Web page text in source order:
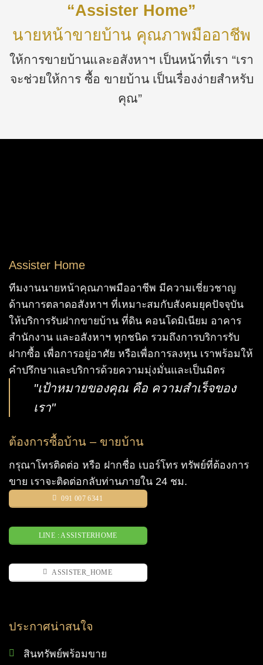
“Assister Home”
นายหน้าขายบ้าน คุณภาพมืออาชีพ
ให้การขายบ้านและอสังหาฯ เป็นหน้าที่เรา “เรา
จะช่วยให้การ ซื้อ ขายบ้าน เป็นเรื่องง่ายสำหรับ
คุณ”
Assister Home
ทีมงานนายหน้าคุณภาพมืออาชีพ มีความเชี่ยวชาญ
ด้านการตลาดอสังหาฯ ที่เหมาะสมกับสังคมยุคปัจจุบัน
ให้บริการรับฝากขายบ้าน ที่ดิน คอนโดมิเนียม อาคาร
สำนักงาน และอสังหาฯ ทุกชนิด รวมถึงการบริการรับ
ฝากซื้อ เพื่อการอยู่อาศัย หรือเพื่อการลงทุน เราพร้อมให้
คำปรึกษาและบริการด้วยความมุ่งมั่นและเป็นมิตร
"เป้าหมายของคุณ คือ ความสำเร็จของ
เรา"
ต้องการซื้อบ้าน – ขายบ้าน
กรุณาโทรติดต่อ หรือ ฝากชื่อ เบอร์โทร ทรัพย์ที่ต้องการ
ขาย เราจะติดต่อกลับท่านภายใน 24 ชม.
091 007 6341
LINE : ASSISTERHOME
ASSISTER_HOME
ประกาศน่าสนใจ
สินทรัพย์พร้อมขาย